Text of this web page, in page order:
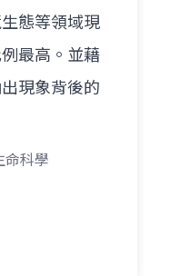
態等領域現
最高。並藉
現象背後的
命科學